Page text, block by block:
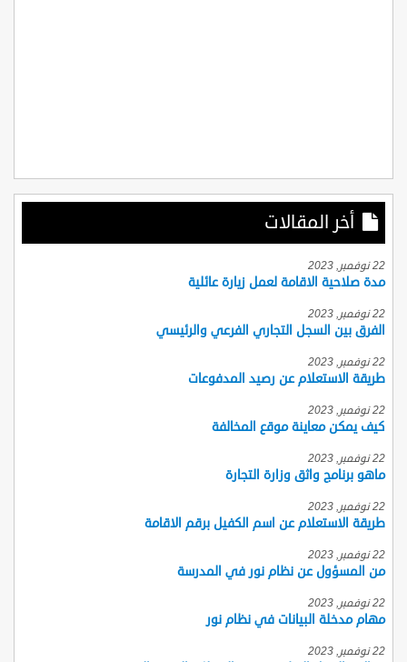
أخر المقالات
22 نوفمبر, 2023
مدة صلاحية الاقامة لعمل زيارة عائلية
22 نوفمبر, 2023
الفرق بين السجل التجاري الفرعي والرئيسي
22 نوفمبر, 2023
طريقة الاستعلام عن رصيد المدفوعات
22 نوفمبر, 2023
كيف يمكن معاينة موقع المخالفة
22 نوفمبر, 2023
ماهو برنامج واثق وزارة التجارة
22 نوفمبر, 2023
طريقة الاستعلام عن اسم الكفيل برقم الاقامة
22 نوفمبر, 2023
من المسؤول عن نظام نور في المدرسة
22 نوفمبر, 2023
مهام مدخلة البيانات في نظام نور
22 نوفمبر, 2023